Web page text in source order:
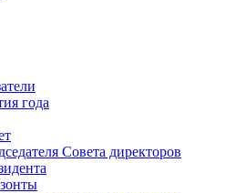
года
Совета директоров